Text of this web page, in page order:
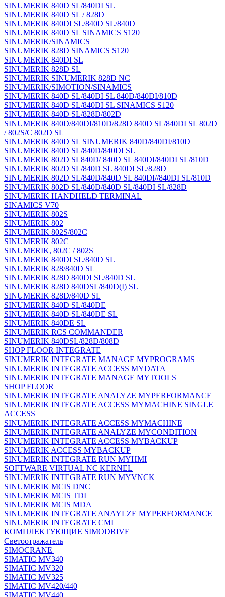
SINUMERIK 840D SL/840DI SL
SINUMERIK 840D SL / 828D
SINUMERIK 840DI SL/840D SL/840D
SINUMERIK 840D SL SINAMICS S120
SINUMERIK/SINAMICS
SINUMERIK 828D SINAMICS S120
SINUMERIK 840DI SL
SINUMERIK 828D SL
SINUMERIK SINUMERIK 828D NC
SINUMERIK/SIMOTION/SINAMICS
SINUMERIK 840D SL/840DI SL 840D/840DI/810D
SINUMERIK 840D SL/840DI SL SINAMICS S120
SINUMERIK 840D SL/828D/802D
SINUMERIK 840D/840DI/810D/828D 840D SL/840DI SL 802D
/ 802S/C 802D SL
SINUMERIK 840D SL SINUMERIK 840D/840DI/810D
SINUMERIK 840D SL/840D/840DI SL
SINUMERIK 802D SL840D/ 840D SL 840DI/840DI SL/810D
SINUMERIK 802D SL/840D SL 840DI SL/828D
SINUMERIK 802D SL/840D/840D SL 840DI//840DI SL/810D
SINUMERIK 802D SL/840D/840D SL/840DI SL/828D
SINUMERIK HANDHELD TERMINAL
SINAMICS V70
SINUMERIK 802S
SINUMERIK 802
SINUMERIK 802S/802C
SINUMERIK 802C
SINUMERIK, 802C / 802S
SINUMERIK 840DI SL/840D SL
SINUMERIK 828/840D SL
SINUMERIK 828D 840DI SL/840D SL
SINUMERIK 828D 840DSL/840D(I) SL
SINUMERIK 828D/840D SL
SINUMERIK 840D SL/840DE
SINUMERIK 840D SL/840DE SL
SINUMERIK 840DE SL
SINUMERIK RCS COMMANDER
SINUMERIK 840DSL/828D/808D
SHOP FLOOR INTEGRATE
SINUMERIK INTEGRATE MANAGE MYPROGRAMS
SINUMERIK INTEGRATE ACCESS MYDATA
SINUMERIK INTEGRATE MANAGE MYTOOLS
SHOP FLOOR
SINUMERIK INTEGRATE ANALYZE MYPERFORMANCE
SINUMERIK INTEGRATE ACCESS MYMACHINE SINGLE
ACCESS
SINUMERIK INTEGRATE ACCESS MYMACHINE
SINUMERIK INTEGRATE ANALYZE MYCONDITION
SINUMERIK INTEGRATE ACCESS MYBACKUP
SINUMERIK ACCESS MYBACKUP
SINUMERIK INTEGRATE RUN MYHMI
SOFTWARE VIRTUAL NC KERNEL
SINUMERIK INTEGRATE RUN MYVNCK
SINUMERIK MCIS DNC
SINUMERIK MCIS TDI
SINUMERIK MCIS MDA
SINUMERIK INTEGRATE ANAYLZE MYPERFORMANCE
SINUMERIK INTEGRATE CMI
КОМПЛЕКТУЮЩИЕ SIMODRIVE
Светоотражатель
SIMOCRANE
SIMATIC MV340
SIMATIC MV320
SIMATIC MV325
SIMATIC MV420/440
SIMATIC MV440